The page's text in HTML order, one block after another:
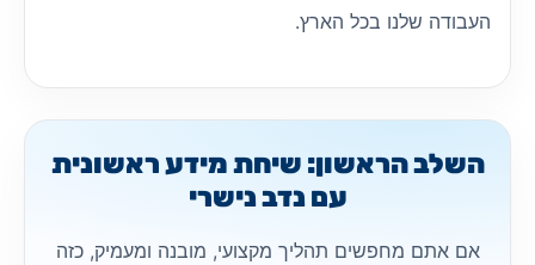
העבודה שלנו בכל הארץ.
השלב הראשון: שיחת מידע ראשונית
עם נדב נישרי
אם אתם מחפשים תהליך מקצועי, מובנה ומעמיק, כזה